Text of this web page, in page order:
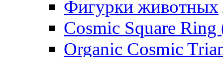
Фигурки животных
Cosmic Square Ring
Organic Cosmic